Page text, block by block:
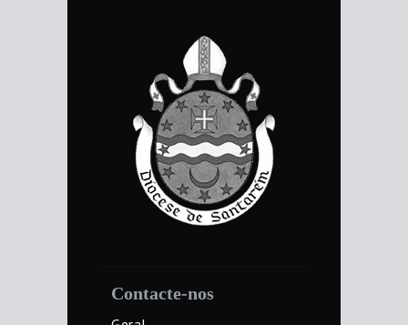
Contacte-nos